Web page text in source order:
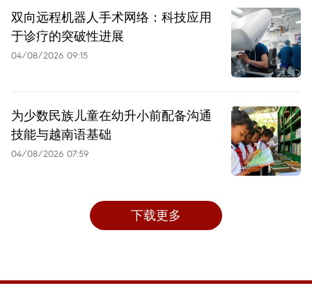
双向远程机器人手术网络：科技应用
于诊疗的突破性进展
04/08/2026 09:15
为少数民族儿童在幼升小前配备沟通
技能与越南语基础
04/08/2026 07:59
下载更多